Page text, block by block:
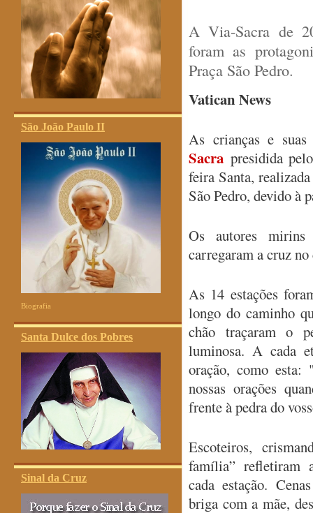
São João Paulo II
Biografia
Santa Dulce dos Pobres
Sinal da Cruz
A Via-Sacra de
foram as
Praça São Pedro.
Vatican News
As crianças e
Sacra presidida
feira Santa,
São Pedro, devido à
Os autores
carregaram a cruz
As 14 estações
longo do caminho
chão traçaram o
luminosa. A cada
oração, como esta:
nossas orações
frente à pedra do
Escoteiros,
família” refletiram
cada estação.
briga com a mãe,